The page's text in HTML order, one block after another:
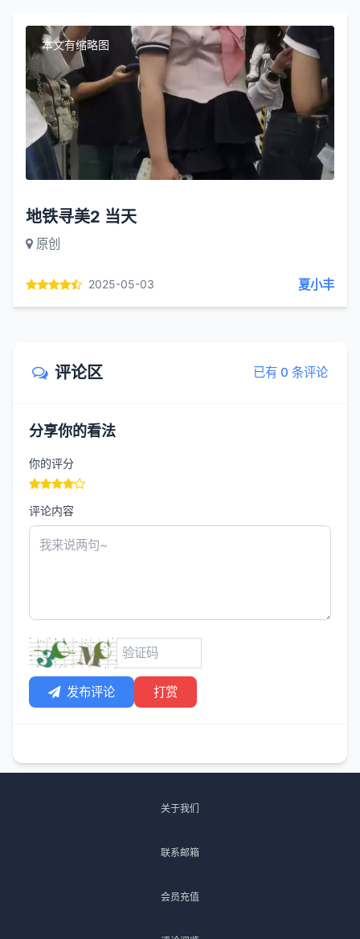
本文有缩略图
地铁寻美2 当天
原创
2025-05-03 夏小丰
评论区 已有 0 条评论
分享你的看法
你的评分
评论内容
发布评论 打赏
关于我们
联系邮箱
会员充值